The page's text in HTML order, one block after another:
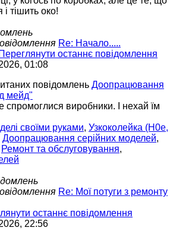
тішить око!
Re: Начало.....
Переглянути останнє повідомлення
01:08
Доопрацювання
мейд"
виробники. І нехай їм
своїми руками, Узкоколейка (H0e,
Доопрацювання серійних моделей,
Ремонт та обслуговування,
Re: Мої потуги з ремонту
останнє повідомлення
22:56